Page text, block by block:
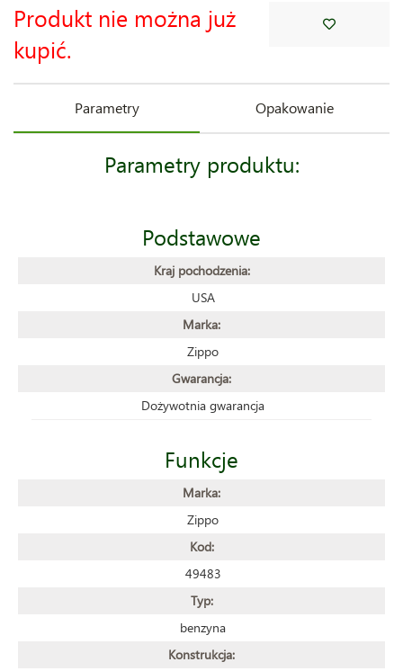
Produkt nie można już
kupić.
Parametry Opakowanie
Parametry produktu:
Podstawowe
Kraj pochodzenia:
USA
Marka:
Zippo
Gwarancja:
Dożywotnia gwarancja
Funkcje
Marka:
Zippo
Kod:
49483
Typ:
benzyna
Konstrukcja: